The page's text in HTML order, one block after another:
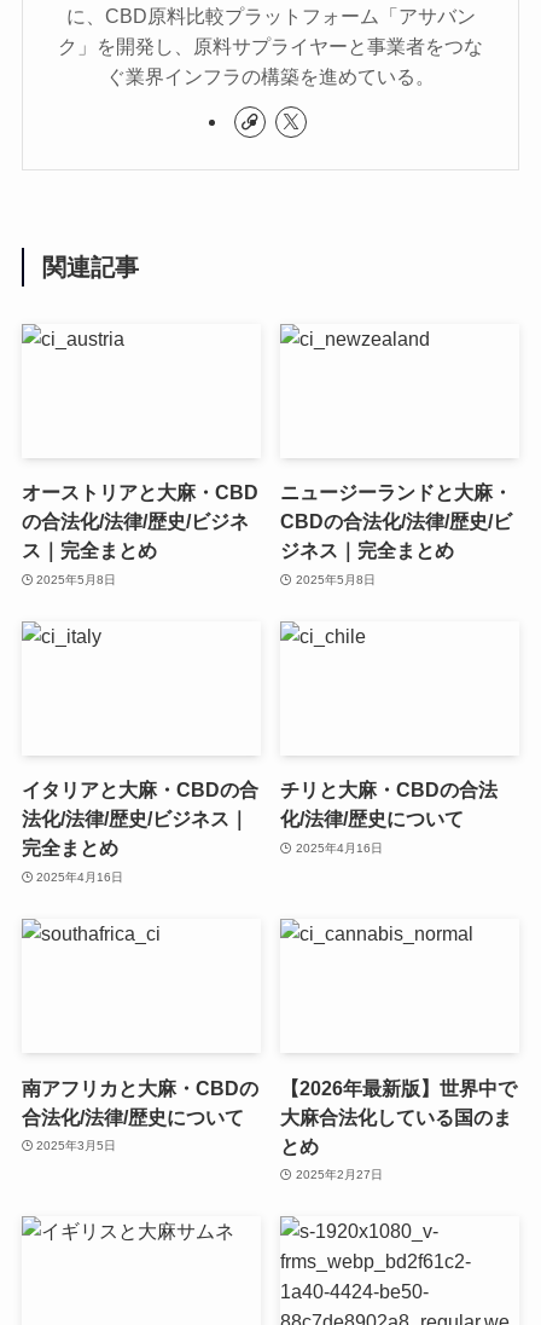
に、CBD原料比較プラットフォーム「アサバン
ク」を開発し、原料サプライヤーと事業者をつな
ぐ業界インフラの構築を進めている。
関連記事
オーストリアと大麻・CBD
の合法化/法律/歴史/ビジネ
ス｜完全まとめ
2025年5月8日
ニュージーランドと大麻・
CBDの合法化/法律/歴史/ビ
ジネス｜完全まとめ
2025年5月8日
イタリアと大麻・CBDの合
法化/法律/歴史/ビジネス｜
完全まとめ
2025年4月16日
チリと大麻・CBDの合法
化/法律/歴史について
2025年4月16日
南アフリカと大麻・CBDの
合法化/法律/歴史について
2025年3月5日
【2026年最新版】世界中で
大麻合法化している国のま
とめ
2025年2月27日